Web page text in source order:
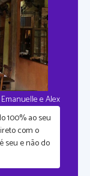
Emanuelle e Alex
100% ao seu
com o
seue não do